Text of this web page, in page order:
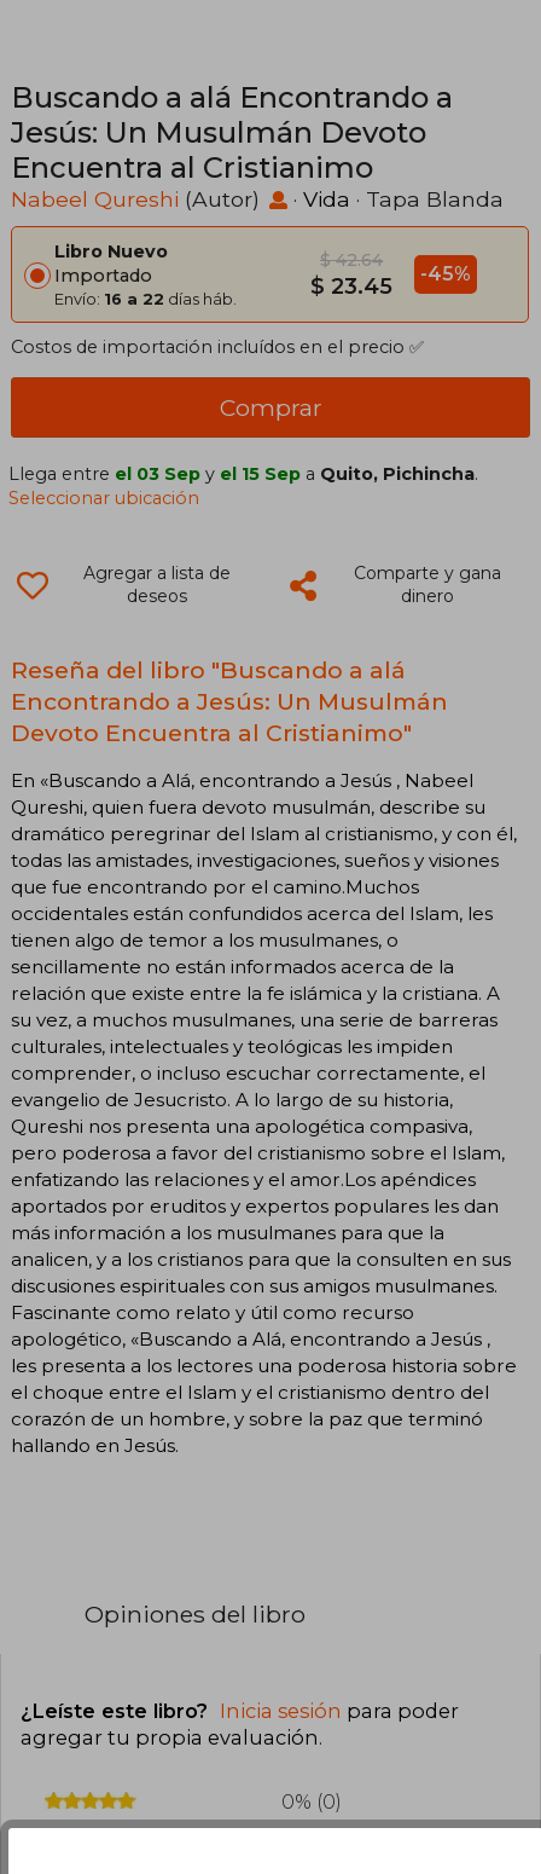
Buscando a alá Encontrando a
Jesús: Un Musulmán Devoto
Encuentra al Cristianimo
Nabeel Qureshi (Autor) · Vida · Tapa Blanda
Libro Nuevo
Importado
Envío: 16 a 22 días háb.
$ 42.64
$ 23.45 -45%
Costos de importación incluídos en el precio ✅
Comprar
Llega entre el 03 Sep y el 15 Sep a Quito, Pichincha.
Seleccionar ubicación
Agregar a lista de
deseos
Comparte y gana
dinero
Reseña del libro "Buscando a alá
Encontrando a Jesús: Un Musulmán
Devoto Encuentra al Cristianimo"
En «Buscando a Alá, encontrando a Jesús , Nabeel
Qureshi, quien fuera devoto musulmán, describe su
dramático peregrinar del Islam al cristianismo, y con él,
todas las amistades, investigaciones, sueños y visiones
que fue encontrando por el camino.Muchos
occidentales están confundidos acerca del Islam, les
tienen algo de temor a los musulmanes, o
sencillamente no están informados acerca de la
relación que existe entre la fe islámica y la cristiana. A
su vez, a muchos musulmanes, una serie de barreras
culturales, intelectuales y teológicas les impiden
comprender, o incluso escuchar correctamente, el
evangelio de Jesucristo. A lo largo de su historia,
Qureshi nos presenta una apologética compasiva,
pero poderosa a favor del cristianismo sobre el Islam,
enfatizando las relaciones y el amor.Los apéndices
aportados por eruditos y expertos populares les dan
más información a los musulmanes para que la
analicen, y a los cristianos para que la consulten en sus
discusiones espirituales con sus amigos musulmanes.
Fascinante como relato y útil como recurso
apologético, «Buscando a Alá, encontrando a Jesús ,
les presenta a los lectores una poderosa historia sobre
el choque entre el Islam y el cristianismo dentro del
corazón de un hombre, y sobre la paz que terminó
hallando en Jesús.
Opiniones del libro
¿Leíste este libro? Inicia sesión para poder
agregar tu propia evaluación.
0% (0)